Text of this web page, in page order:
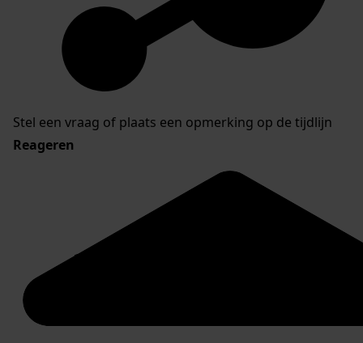
Stel een vraag of plaats een opmerking op de tijdlijn
Reageren